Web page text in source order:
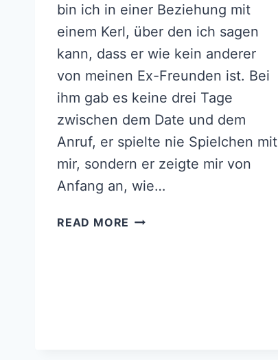
bin ich in einer Beziehung mit
einem Kerl, über den ich sagen
kann, dass er wie kein anderer
von meinen Ex-Freunden ist. Bei
ihm gab es keine drei Tage
zwischen dem Date und dem
Anruf, er spielte nie Spielchen mit
mir, sondern er zeigte mir von
Anfang an, wie…
READ MORE IST